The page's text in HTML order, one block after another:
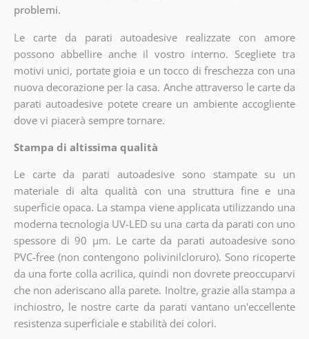
problemi.
Le carte da parati autoadesive realizzate con amore
possono abbellire anche il vostro interno. Scegliete tra
motivi unici, portate gioia e un tocco di freschezza con una
nuova decorazione per la casa. Anche attraverso le carte da
parati autoadesive potete creare un ambiente accogliente
dove vi piacerà sempre tornare.
Stampa di altissima qualità
Le carte da parati autoadesive sono stampate su un
materiale di alta qualità con una struttura fine e una
superficie opaca. La stampa viene applicata utilizzando una
moderna tecnologia UV-LED su una carta da parati con uno
spessore di 90 µm. Le carte da parati autoadesive sono
PVC-free (non contengono polivinilcloruro). Sono ricoperte
da una forte colla acrilica, quindi non dovrete preoccuparvi
che non aderiscano alla parete. Inoltre, grazie alla stampa a
inchiostro, le nostre carte da parati vantano un'eccellente
resistenza superficiale e stabilità dei colori.